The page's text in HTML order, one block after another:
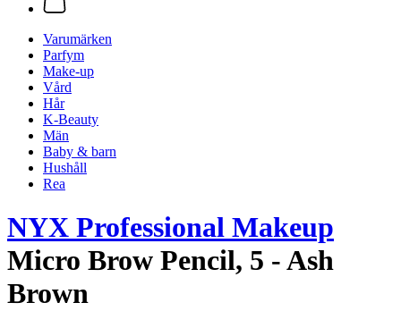
Varumärken
Parfym
Make-up
Vård
Hår
K-Beauty
Män
Baby & barn
Hushåll
Rea
NYX Professional Makeup
Micro Brow Pencil, 5 - Ash
Brown